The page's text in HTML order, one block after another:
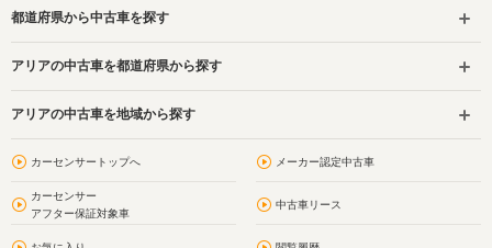
都道府県から中古車を探す
アリアの中古車を都道府県から探す
アリアの中古車を地域から探す
カーセンサートップへ メーカー認定中古車
カーセンサー
アフター保証対象車
中古車リース